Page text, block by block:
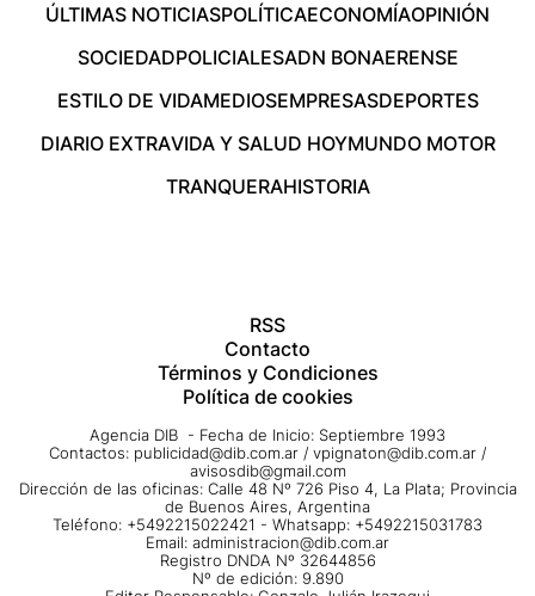
ÚLTIMAS NOTICIASPOLÍTICAECONOMÍAOPINIÓN
SOCIEDADPOLICIALESADN BONAERENSE
ESTILO DE VIDAMEDIOSEMPRESASDEPORTES
DIARIO EXTRAVIDA Y SALUD HOYMUNDO MOTOR
TRANQUERAHISTORIA
RSS
Contacto
Términos y Condiciones
Política de cookies
Agencia DIB - Fecha de Inicio: Septiembre 1993
Contactos: publicidad@dib.com.ar / vpignaton@dib.com.ar /
avisosdib@gmail.com
Dirección de las oficinas: Calle 48 Nº 726 Piso 4, La Plata; Provincia
de Buenos Aires, Argentina
Teléfono: +5492215022421 - Whatsapp: +5492215031783
Email: administracion@dib.com.ar
Registro DNDA Nº 32644856
Nº de edición: 9.890